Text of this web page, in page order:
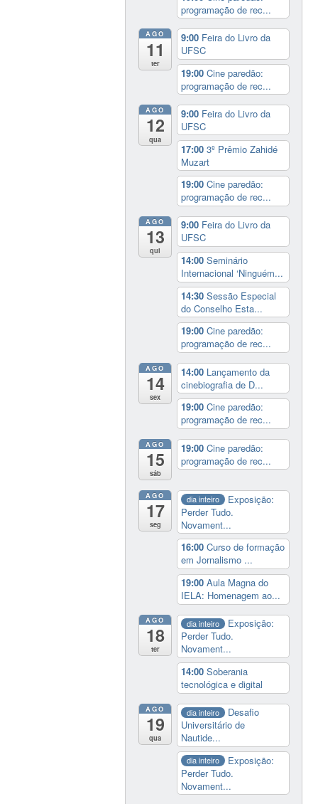
programação de rec...
AGO
11
ter
9:00 Feira do Livro da
UFSC
19:00Cine paredão:
programação de rec...
AGO
12
qua
9:00 Feira do Livro da
UFSC
17:003º Prêmio Zahidé
Muzart
19:00Cine paredão:
programação de rec...
AGO
13
qui
9:00 Feira do Livro da
UFSC
14:00Seminário
Internacional ‘Ninguém...
14:30Sessão Especial
do Conselho Esta...
19:00Cine paredão:
programação de rec...
AGO
14
sex
14:00 Lançamento da
cinebiografia de D...
19:00Cine paredão:
programação de rec...
AGO
15
sáb
19:00Cine paredão:
programação de rec...
AGO
17
seg
dia inteiro
Exposição:
Perder Tudo.
Novament...
16:00Curso de formação
em Jornalismo ...
19:00Aula Magna do
IELA: Homenagem ao...
AGO
18
ter
dia inteiro
Exposição:
Perder Tudo.
Novament...
14:00Soberania
tecnológica e digital
AGO
19
qua
dia inteiro
Desafio
Universitário de
Nautide...
dia inteiro
Exposição:
Perder Tudo.
Novament...